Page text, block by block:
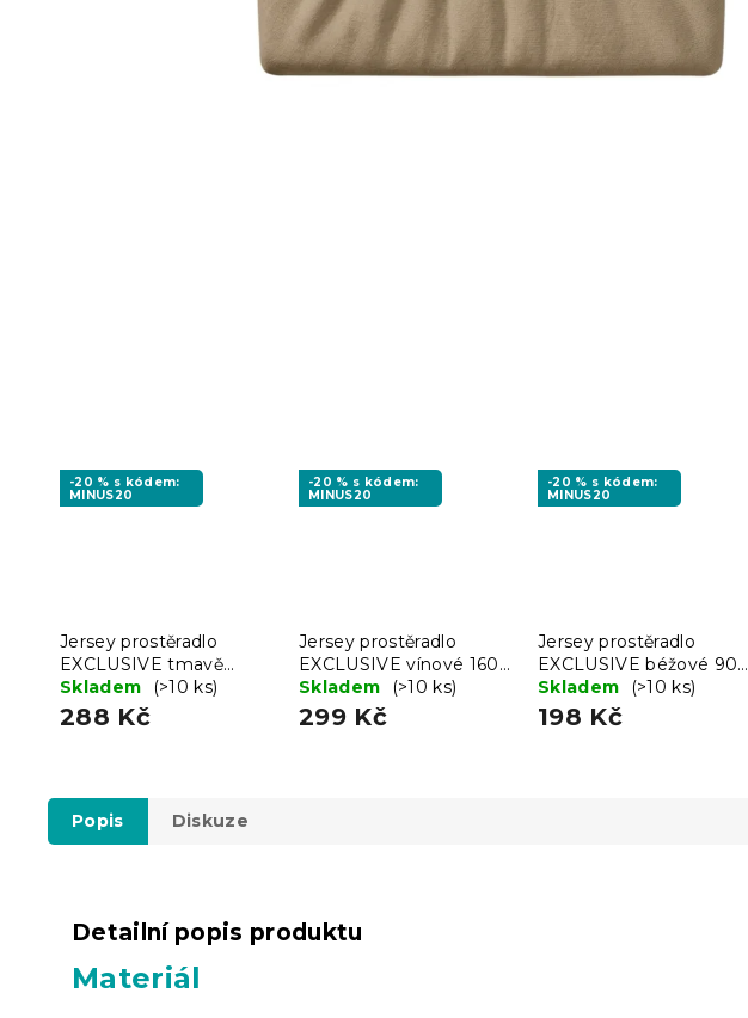
-20 % s kódem:
MINUS20
Jersey prostěradlo
EXCLUSIVE tmavě
hnědé 160 x 200 cm
Skladem (>10 ks)
288 Kč
-20 % s kódem:
MINUS20
Jersey prostěradlo
EXCLUSIVE vínové 160 x
200 cm
Skladem (>10 ks)
299 Kč
-20 % s kódem:
MINUS20
Jersey prostěradlo
EXCLUSIVE béžové 90 x
200 cm
Skladem (>10 ks)
198 Kč
Popis Diskuze
Detailní popis produktu
Materiál